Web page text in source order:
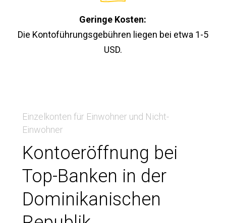
Geringe Kosten:
Die Kontoführungsgebühren liegen bei etwa 1-5
USD.
Einzelkonten für Einwohner und Nicht-
Einwohner
Kontoeröffnung bei
Top-Banken in der
Dominikanischen